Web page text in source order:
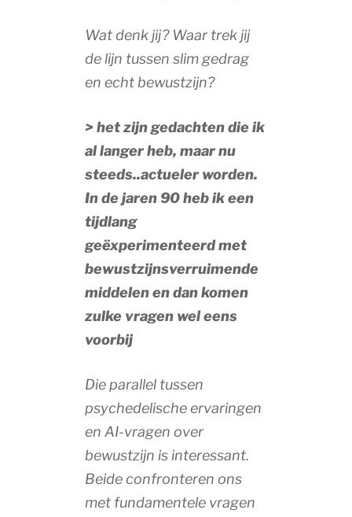
Wat denk jij? Waar trek jij
de lijn tussen slim gedrag
en echt bewustzijn?
> het zijn gedachten die ik
al langer heb, maar nu
steeds..actueler worden.
In de jaren 90 heb ik een
tijdlang
geëxperimenteerdmet
bewustzijnsverruimende
middelen en dan komen
zulke vragen wel eens
voorbij
Die parallel tussen
psychedelische ervaringen
en AI-vragen over
bewustzijn is interessant.
Beide confronteren ons
met fundamentele vragen